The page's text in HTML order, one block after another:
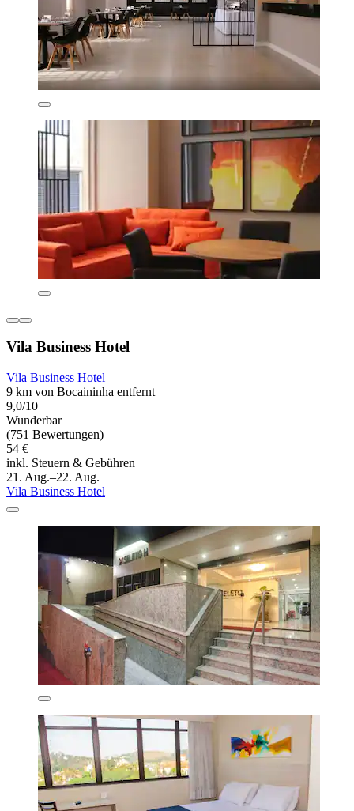
Vila Business Hotel
Vila Business Hotel
9 km von Bocaininha entfernt
9,0/10
Wunderbar
(751 Bewertungen)
54 €
inkl. Steuern & Gebühren
21. Aug.–22. Aug.
Vila Business Hotel